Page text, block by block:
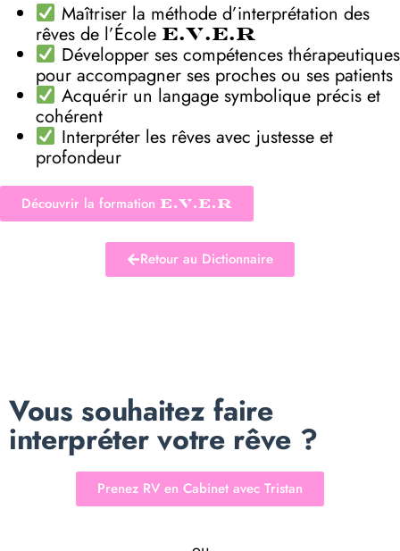
Maîtriser la méthode d’interprétation des
rêves de l’École E.V.E.R
Développer ses compétences thérapeutiques
pour accompagner ses proches ou ses patients
Acquérir un langage symbolique précis et
cohérent
Interpréter les rêves avec justesse et
profondeur
Découvrir la formation E.V.E.R
Retour au Dictionnaire
Vous souhaitez faire
interpréter votre rêve ?
Prenez RV en Cabinet avec Tristan